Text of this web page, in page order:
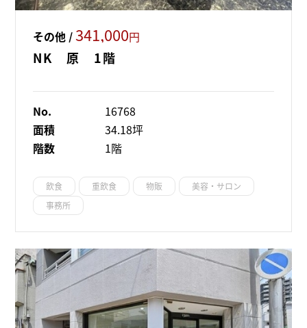
その他 /341,000円
NK 原 1階
No.
16768
面積
34.18坪
階数
1階
飲食 重飲食 物販
美容・サロン
事務所